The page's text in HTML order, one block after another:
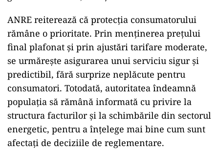
ANRE reiterează că protecţia consumatorului
rămâne o prioritate. Prin menţinerea preţului
final plafonat şi prin ajustări tarifare moderate,
se urmăreşte asigurarea unui serviciu sigur şi
predictibil, fără surprize neplăcute pentru
consumatori. Totodată, autoritatea îndeamnă
populaţia să rămână informată cu privire la
structura facturilor şi la schimbările din sectorul
energetic, pentru a înţelege mai bine cum sunt
afectaţi de deciziile de reglementare.